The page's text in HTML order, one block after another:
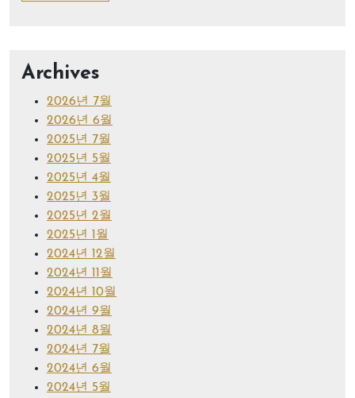
Archives
2026년 7월
2026년 6월
2025년 7월
2025년 5월
2025년 4월
2025년 3월
2025년 2월
2025년 1월
2024년 12월
2024년 11월
2024년 10월
2024년 9월
2024년 8월
2024년 7월
2024년 6월
2024년 5월